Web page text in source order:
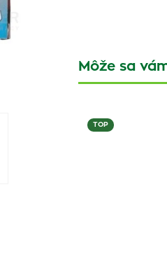
Môže sa
TOP